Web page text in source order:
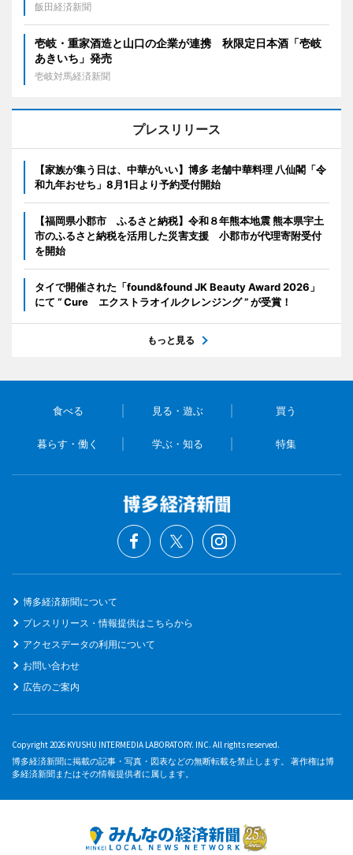
飯田経済新聞
壱岐・重家酒造と山口の企業が連携 秋限定日本酒「壱岐
あきいち」発売
壱岐対馬経済新聞
プレスリリース
【家族が集う日は、中華がいい】博多 老舗中華料理 八仙閣「令
和九年おせち」8月1日より予約受付開始
【福岡県小郡市 ふるさと納税】令和８年熊本地震 熊本県宇土
市のふるさと納税を活用した災害支援 小郡市が代理寄附受付
を開始
タイで開催された「found&found JK Beauty Award 2026」
にて “ Cure エクストラオイルクレンジング ” が受賞！
もっと見る
食べる 見る・遊ぶ 買う
暮らす・働く 学ぶ・知る 特集
博多経済新聞について
プレスリリース・情報提供はこちらから
アクセスデータの利用について
お問い合わせ
広告のご案内
Copyright 2026 KYUSHU INTERMEDIA LABORATORY. INC. All rights reserved.
博多経済新聞に掲載の記事・写真・図表などの無断転載を禁止します。 著作権は博
多経済新聞またはその情報提供者に属します。